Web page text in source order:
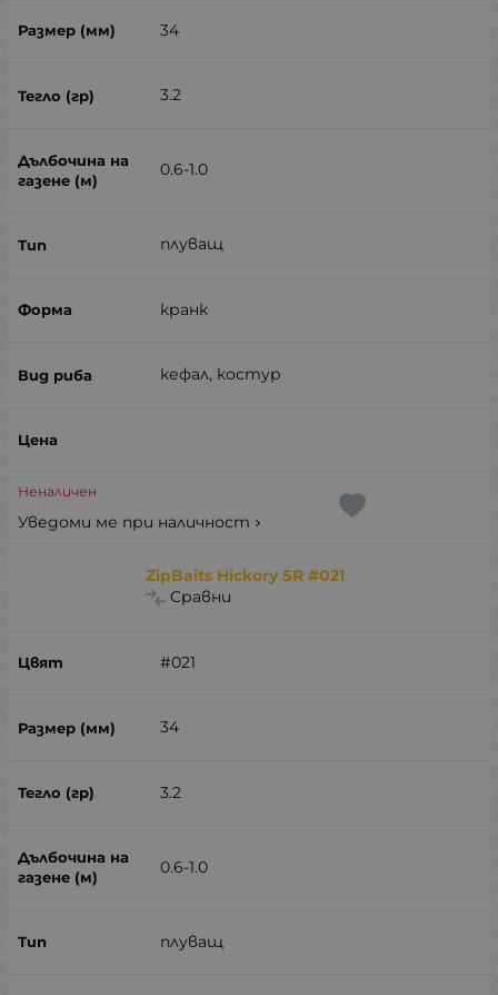
34
3.2
0.6-1.0
плуващ
кранк
кефал, костур
Неналичен
Уведоми ме при наличност
ZipBaits Hickory SR #021
Сравни
#021
34
3.2
0.6-1.0
плуващ